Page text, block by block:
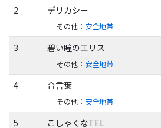
2 デリカシー
その他 ： 安全地帯
3 碧い瞳のエリス
その他 ： 安全地帯
4 合言葉
その他 ： 安全地帯
5 こしゃくなTEL